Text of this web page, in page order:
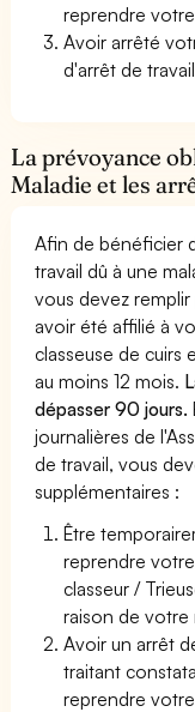
reprendre
Avoir arrêté
d'arrêt de
La prévoyance
Maladie et les
Afin de bénéficier
travail dû à une
vous devez
avoir été affilié à
classeuse de cuirs
au moins 12 mois.
dépasser 90 jours.
journalières de
de travail, vous
supplémentaires :
Être
reprendre
classeur /
raison de votre
Avoir un arrêt
traitant
reprendre